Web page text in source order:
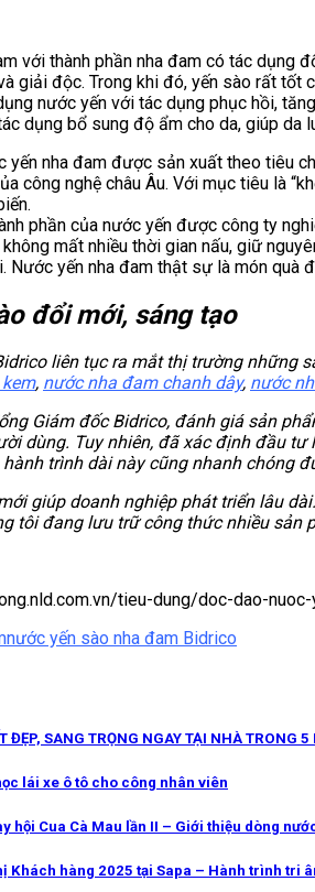
với thành phần nha đam có tác
giải độc. Trong khi đó, yến sào rất
nước yến với tác dụng phục hồi,
dụng bổ sung độ ẩm cho da, giúp
yến nha đam được sản xuất theo tiêu
công nghệ châu Âu. Với mục tiêu là
phần của nước yến được công ty
mất nhiều thời gian nấu, giữ
Nước yến nha đam thật sự là món
đổi mới, sáng tạo
liên tục ra mắt thị trường
, nước nha đam chanh dây, nước
Giám đốc Bidrico, đánh giá sản
dùng. Tuy nhiên, đã xác định đầu
trình dài này cũng nhanh chóng
giúp doanh nghiệp phát triển lâu
tôi đang lưu trữ công thức nhiều sản
tieu-dung/doc-dao-
nước yến sào nha đam Bidrico
ĐẸP, SANG TRỌNG NGAY TẠI NHÀ TRONG 5
lái xe ô tô cho công nhân viên
hội Cua Cà Mau lần II – Giới thiệu dòng
Khách hàng 2025 tại Sapa – Hành trình tri